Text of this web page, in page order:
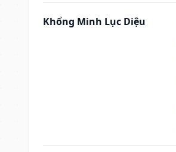
Khổng Minh Lục Diệu